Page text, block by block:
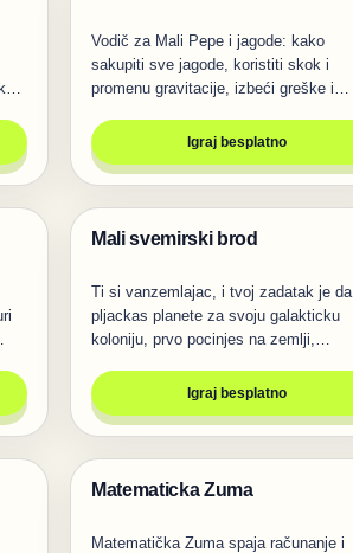
Vodič za Mali Pepe i jagode: kako
sakupiti sve jagode, koristiti skok i
promenu gravitacije, izbeći greške i…
Igraj besplatno
Igre
Mali svemirski brod
Ti si vanzemlajac, i tvoj zadatak je da
pljackas planete za svoju galakticku
koloniju, prvo pocinjes na zemlji,…
Igraj besplatno
Igre
Matematicka Zuma
Matematička Zuma spaja računanje i